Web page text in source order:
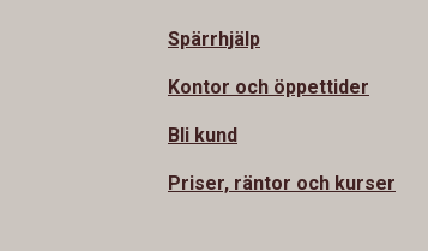
Spärrhjälp
Kontor och öppettider
Bli kund
Priser, räntor och kurser